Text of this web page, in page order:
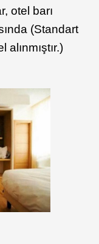
otel barı
(Standart